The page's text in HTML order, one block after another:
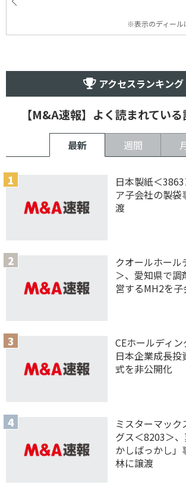
※表示のディール
アクセスランキング
【M&A速報】よく読まれてい
最新 週間
日本製紙＜
ア子会社の製
渡
クオールホー
＞、愛知県で
営するMH2を子
CEホールディン
日本企業成長
式を非公開化
ミスターマック
グス＜8203＞
かしばっかし
林に譲渡